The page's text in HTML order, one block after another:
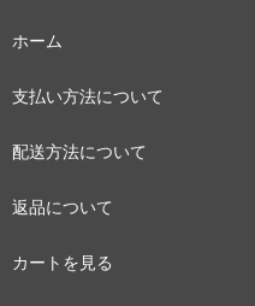
ホーム
支払い方法について
配送方法について
返品について
カートを見る